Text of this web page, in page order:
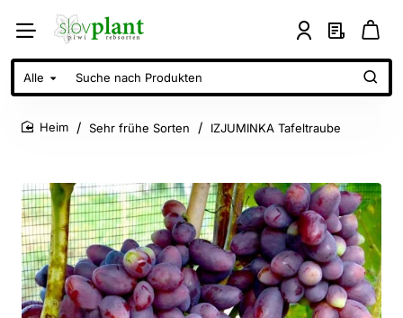
Alle
Suche
nach
Produkten
Sehr frühe Sorten IZJUMINKA Tafeltraube